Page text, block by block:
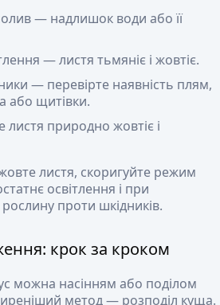
— надлишок води або її
— листя тьмяніє і жовтіє.
— перевірте наявність плям,
або щитівки.
листя природно жовтіє і
листя, скоригуйте режим
освітлення і при
проти шкідників.
крок за кроком
можна насінням або поділом
метод — розподіл куща.